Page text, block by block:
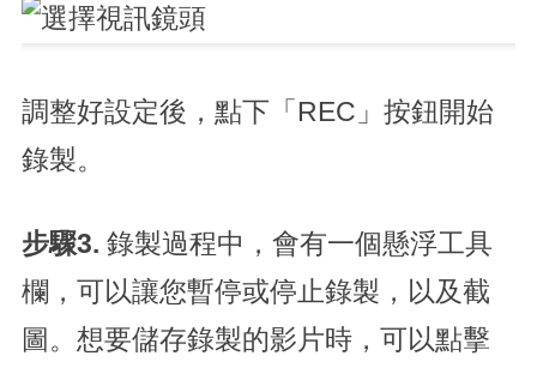
調整好設定後，點下「REC」按鈕開始
錄製。
步驟3. 錄製過程中，會有一個懸浮工具
欄，可以讓您暫停或停止錄製，以及截
圖。想要儲存錄製的影片時，可以點擊